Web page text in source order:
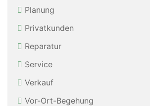
Planung
Privatkunden
Reparatur
Service
Verkauf
Vor-Ort-Be­ge­hung